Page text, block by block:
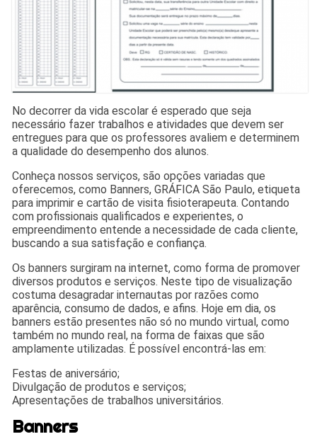
No decorrer da vida escolar é esperado que seja
necessário fazer trabalhos e atividades que devem ser
entregues para que os professores avaliem e determinem
a qualidade do desempenho dos alunos.
Conheça nossos serviços, são opções variadas que
oferecemos, como Banners, GRÁFICA São Paulo, etiqueta
para imprimir e cartão de visita fisioterapeuta. Contando
com profissionais qualificados e experientes, o
empreendimento entende a necessidade de cada cliente,
buscando a sua satisfação e confiança.
Os banners surgiram na internet, como forma de promover
diversos produtos e serviços. Neste tipo de visualização
costuma desagradar internautas por razões como
aparência, consumo de dados, e afins. Hoje em dia, os
banners estão presentes não só no mundo virtual, como
também no mundo real, na forma de faixas que são
amplamente utilizadas. É possível encontrá-las em:
Festas de aniversário;
Divulgação de produtos e serviços;
Apresentações de trabalhos universitários.
Banners